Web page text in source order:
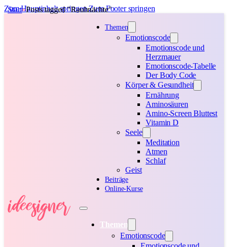
Zum Hauptinhalt springen Zum Footer springen
Themen
Emotionscode
Emotionscode und
Herzmauer
Emotionscode-Tabelle
Der Body Code
Körper & Gesundheit
Ernährung
Aminosäuren
Amino-Screen Bluttest
Vitamin D
Seele
Meditation
Atmen
Schlaf
Geist
Beiträge
Online-Kurse
Themen
Emotionscode
Start Posts tagged "Rauhnächte"